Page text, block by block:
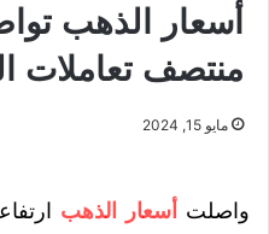
أسعار الذهب
منتصف تعاملات
مايو 15, 2024
واصلت أسعار الذهب